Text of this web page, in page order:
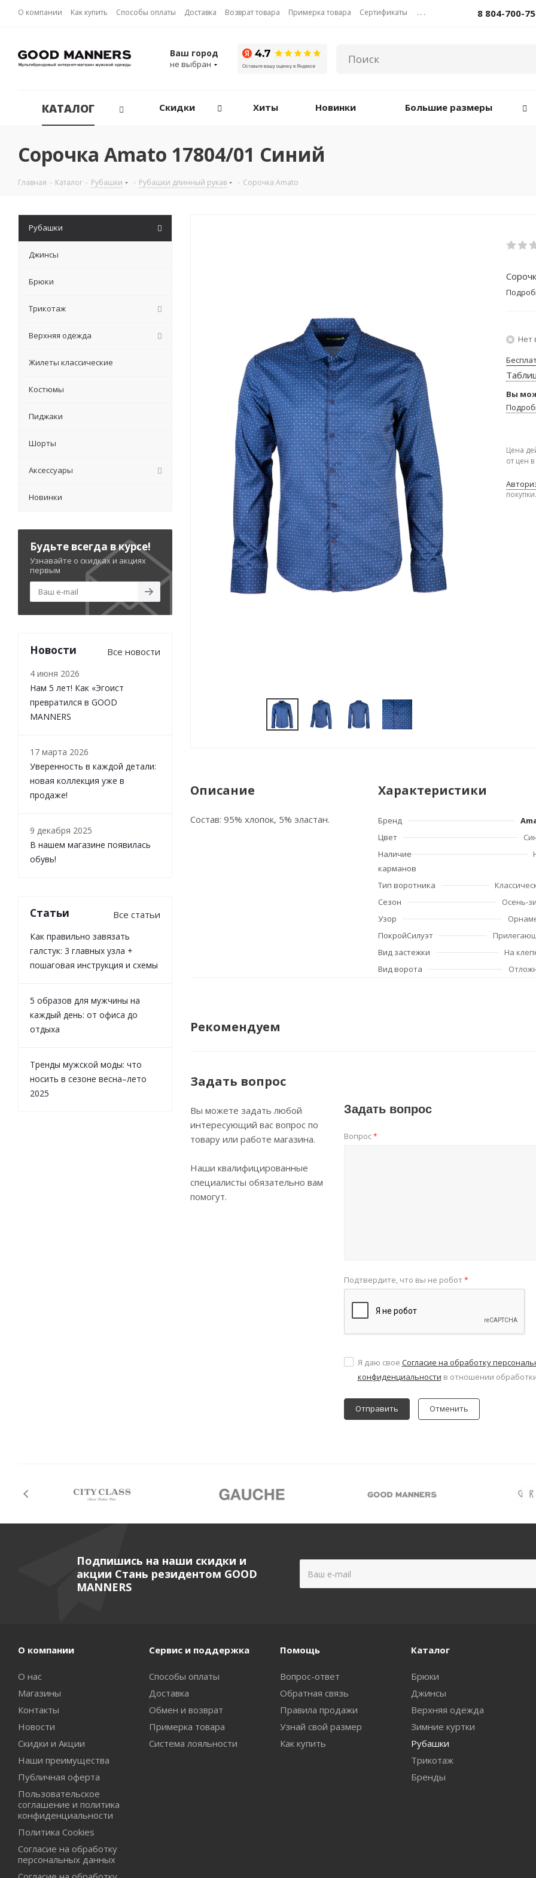
О компании Как купить Способы оплаты Доставка Возврат товара Примерка товара Сертификаты ... 8 804-700-
Ваш город
не выбран
КАТАЛОГ Скидки Хиты Новинки Большие размеры
Сорочка Amato 17804/01 Синий
Главная - Каталог - Рубашки - Рубашки длинный рукав - Сорочка Amato
Нет
Вы
Цена
от цен
покупки.
Описание
Состав: 95% хлопок, 5% эластан.
Характеристики
Бренд
Цвет
Наличие
карманов
Тип воротника
Сезон
Осень-
Узор
ПокройСилуэт
Вид застежки
На
Вид ворота
Рекомендуем
Задать вопрос
Вы можете задать любой
интересующий вас вопрос по
товару или работе магазина.
Наши квалифицированные
специалисты обязательно вам
помогут.
Задать вопрос
Вопрос*
Подтвердите, что вы не робот*
Я даю свое Согласие на обработку
конфиденциальности в отношении
Отменить
Рубашки
Джинсы
Брюки
Трикотаж
Верхняя одежда
Жилеты классические
Костюмы
Пиджаки
Шорты
Аксессуары
Новинки
Будьте всегда в курсе!
Узнавайте о скидках и акциях
первым
Новости Все новости
4 июня 2026
Нам 5 лет! Как «Эгоист
превратился в GOOD
MANNERS
17 марта 2026
Уверенность в каждой детали:
новая коллекция уже в
продаже!
9 декабря 2025
В нашем магазине появилась
обувь!
Статьи Все статьи
Как правильно завязать
галстук: 3 главных узла +
пошаговая инструкция и схемы
5 образов для мужчины на
каждый день: от офиса до
отдыха
Тренды мужской моды: что
носить в сезоне весна–лето
2025
Подпишись на наши скидки и
акции Стань резидентом GOOD
MANNERS
О компании
О нас
Магазины
Контакты
Новости
Скидки и Акции
Наши преимущества
Публичная оферта
Пользовательское
соглашение и политика
конфиденциальности
Политика Cookies
Согласие на обработку
персональных данных
Сервис и поддержка
Способы оплаты
Доставка
Обмен и возврат
Примерка товара
Система лояльности
Помощь
Вопрос-ответ
Обратная связь
Правила продажи
Узнай свой размер
Как купить
Каталог
Брюки
Джинсы
Верхняя одежда
Зимние куртки
Рубашки
Трикотаж
Бренды